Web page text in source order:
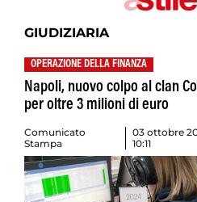
GIUDIZIARIA
OPERAZIONE DELLA FINANZA
Napoli, nuovo colpo al clan
per oltre 3 milioni di euro
Comunicato
Stampa
03 ottobre
10:11